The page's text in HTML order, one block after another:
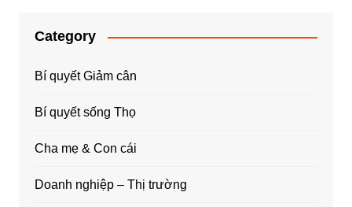
Category
Bí quyết Giảm cân
Bí quyết sống Thọ
Cha mẹ & Con cái
Doanh nghiệp – Thị trường